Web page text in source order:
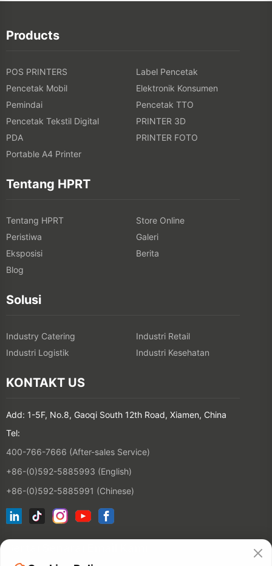
Products
POS PRINTERS
Label Pencetak
Pencetak Mobil
Elektronik Konsumen
Pemindai
Pencetak TTO
Pencetak Tekstil Digital
PRINTER 3D
PDA
PRINTER FOTO
Portable A4 Printer
Tentang HPRT
Tentang HPRT
Store Online
Peristiwa
Galeri
Eksposisi
Berita
Blog
Solusi
Industry Catering
Industri Retail
Industri Logistik
Industri Kesehatan
KONTAKT US
Add: 1-5F, No.8, Gaoqi South 12th Road, Xiamen, China
Tel:
400-766-7666 (After-sales Service)
+86-(0)592-5885993 (English)
+86-(0)592-5885991 (Chinese)